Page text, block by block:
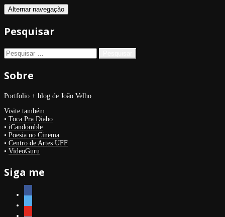
Alternar navegação
Pesquisar
Pesquisar
por:
Sobre
Portfolio + blog de João Velho
Visite também:
• Toca Pra Diabo
• iCandomble
• Poesia no Cinema
• Centro de Artes UFF
• VideoGuru
Siga me